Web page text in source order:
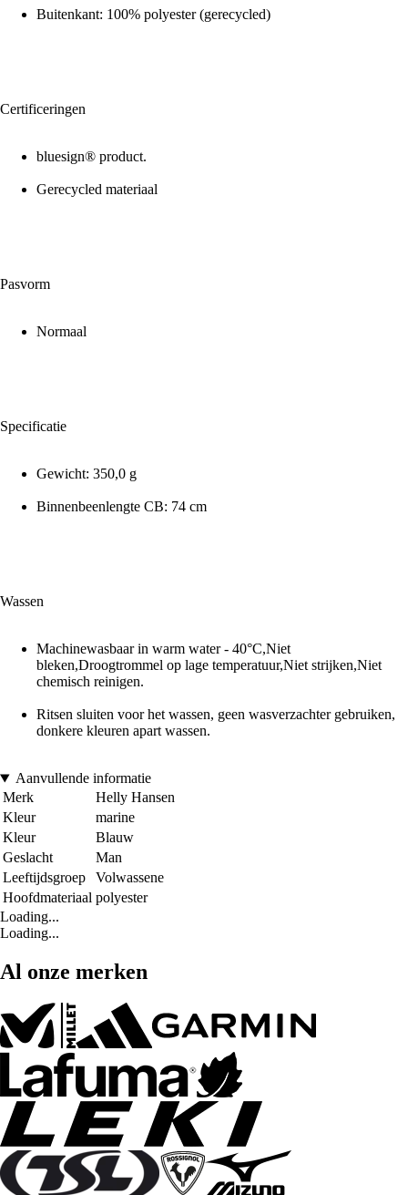
Buitenkant: 100% polyester (gerecycled)
Certificeringen
bluesign® product.
Gerecycled materiaal
Pasvorm
Normaal
Specificatie
Gewicht: 350,0 g
Binnenbeenlengte CB: 74 cm
Wassen
Machinewasbaar in warm water - 40°C,Niet
bleken,Droogtrommel op lage temperatuur,Niet strijken,Niet
chemisch reinigen.
Ritsen sluiten voor het wassen, geen wasverzachter gebruiken,
donkere kleuren apart wassen.
Aanvullende informatie
Merk
Helly Hansen
Kleur
marine
Kleur
Blauw
Geslacht
Man
Leeftijdsgroep
Volwassene
Hoofdmateriaal polyester
Loading...
Loading...
Al onze merken